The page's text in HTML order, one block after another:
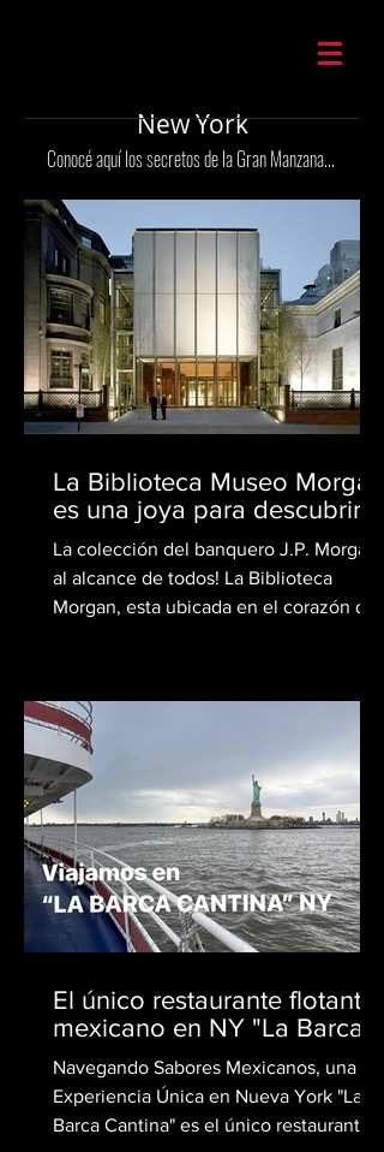
New York
Conocé aquí los secretos de la Gran Manzana...
La Biblioteca Museo Morgan
es una joya para descubrir
La colección del banquero J.P. Morgan
al alcance de todos! La Biblioteca
Morgan, esta ubicada en el corazón de
obras de arte y objetos históricos. Su
historia se remonta al siglo XIX y está
estrechamente ligada a la figura de J.
Pierpont Morgan, uno de los más
destacados financieros y coleccionistas
de su época. La historia de la Biblioteca
comienza en 1902,
El único restaurante flotante
mexicano en NY "La Barca"
Navegando Sabores Mexicanos, una
Experiencia Única en Nueva York "La
Barca Cantina" es el único restaurante